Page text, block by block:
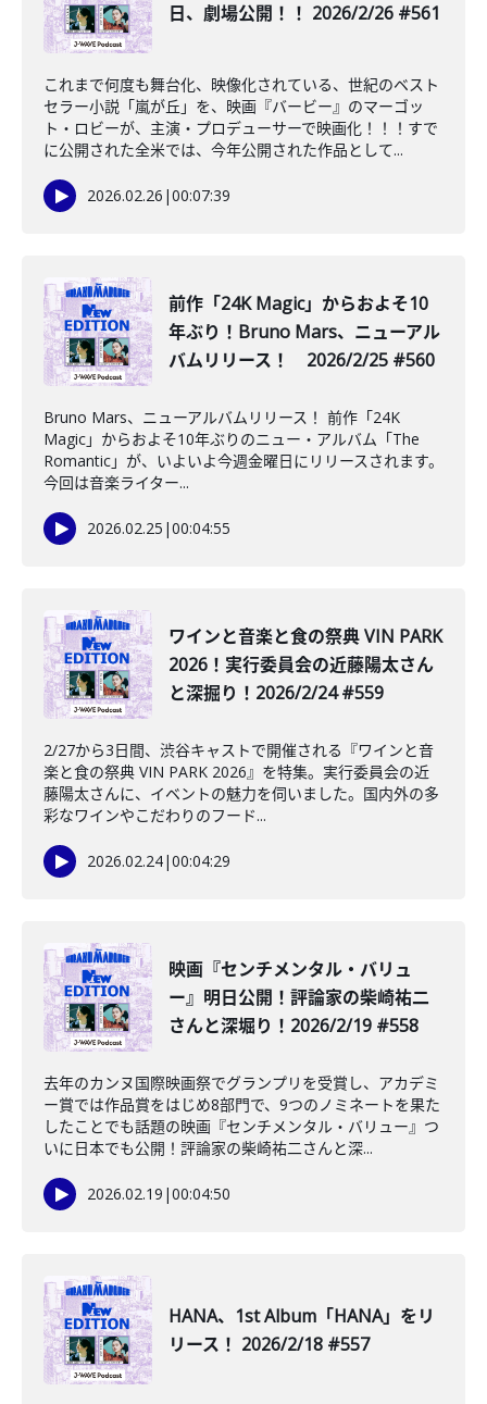
日、劇場公開！！ 2026/2/26 #561
これまで何度も舞台化、映像化されている、世紀のベスト
セラー小説「嵐が丘」を、映画『バービー』のマーゴッ
ト・ロビーが、主演・プロデューサーで映画化！！！すで
に公開された全米では、今年公開された作品として...
2026.02.26 |00:07:39
前作「24K Magic」からおよそ10
年ぶり！Bruno Mars、ニューアル
バムリリース！ 2026/2/25 #560
Bruno Mars、ニューアルバムリリース！ 前作「24K
Magic」からおよそ10年ぶりのニュー・アルバム「The
Romantic」が、いよいよ今週金曜日にリリースされます。
今回は音楽ライター...
2026.02.25 |00:04:55
️ワインと音楽と食の祭典 VIN PARK
2026！実行委員会の近藤陽太さん
と深掘り！2026/2/24 #559
2/27から3日間、渋谷キャストで開催される『ワインと音
楽と食の祭典 VIN PARK 2026』を特集。実行委員会の近
藤陽太さんに、イベントの魅力を伺いました。国内外の多
彩なワインやこだわりのフード...
2026.02.24|00:04:29
映画『センチメンタル・バリュ
ー』明日公開！評論家の柴崎祐二
さんと深堀り！2026/2/19 #558
去年のカンヌ国際映画祭でグランプリを受賞し、アカデミ
ー賞では作品賞をはじめ8部門で、9つのノミネートを果た
したことでも話題の映画『センチメンタル・バリュー』つ
いに日本でも公開！評論家の柴崎祐二さんと深...
2026.02.19 |00:04:50
HANA、1st Album「HANA」をリ
リース！ 2026/2/18 #557